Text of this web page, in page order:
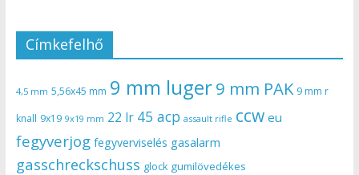
Címkefelhő
4,5 mm 5,56x45 mm 9 mm luger9 mm PAK 9 mm r
knall 9x19 9x19 mm 22 lr 45 acp assault rifle ccw eu
fegyverjog fegyverviselés gasalarm
gasschreckschuss glock gumilövedékes